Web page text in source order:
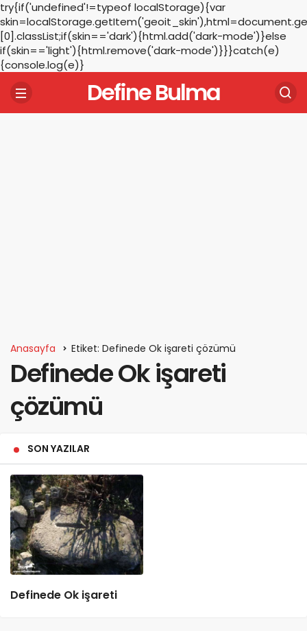
try{if('undefined'!=typeof localStorage){var
[0].classList;if(skin=='dark'){html.add('dark-mode')}else
if(skin=='light'){html.remove('dark-mode')}}}catch(e)
{console.log(e)}
Define Bulma
Anasayfa Etiket: Definede Ok işareti çözümü
Definede Ok işareti
çözümü
SON YAZILAR
Definede Ok işareti